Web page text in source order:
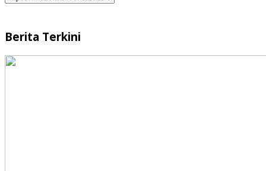
Berita Terkini